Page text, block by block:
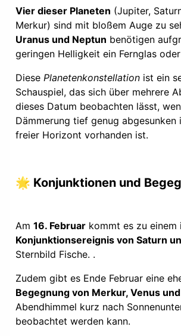
Vier dieser Planeten (Jupiter,
Merkur) sind mit bloßem Auge zu
Uranus und Neptun benötigen
geringen Helligkeit ein Fernglas
Diese Planetenkonstellation ist ein
Schauspiel, das sich über mehrere
dieses Datum beobachten lässt,
Dämmerung tief genug abgesunken
freier Horizont vorhanden ist.
🌟 Konjunktionen und
Am 16. Februar kommt es zu einem
Konjunktionsereignis von Saturn
Sternbild Fische. .
Zudem gibt es Ende Februar eine
Begegnung von Merkur, Venus
Abendhimmel kurz nach
beobachtet werden kann.